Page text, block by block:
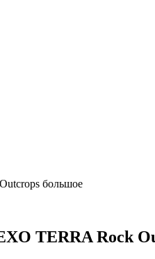
большое
TERRA Rock